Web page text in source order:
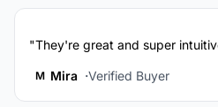
"They're great and super
M Mira Verified Buyer